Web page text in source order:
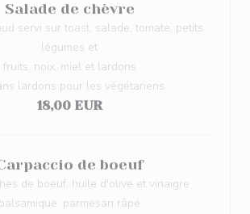
Salade de chèvre
servi sur toast, salade, tomate, petits
légumes et
fruits, noix, miel et lardons
lardons pour les végétariens
18,00 EUR
de boeuf
de boeuf, huile d'olive et vinaigre
balsamique, parmesan râpé